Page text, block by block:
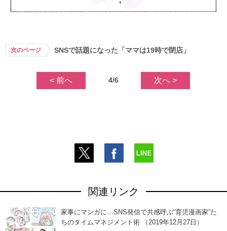
次のページ SNSで話題になった「ママは19時で閉店」
< 前へ 4/6 次へ >
関連リンク
家事にマンガに…SNS発信で共感呼ぶ“育児漫画家”た
ちのタイムマネジメント術 （2019年12月27日）